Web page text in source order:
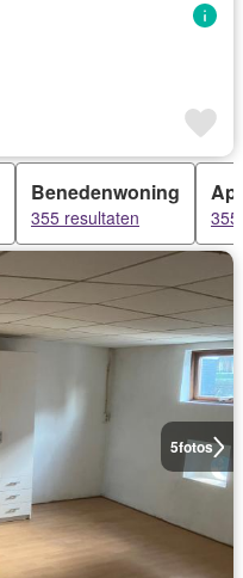
Benedenwoning
355 resultaten
5fotos